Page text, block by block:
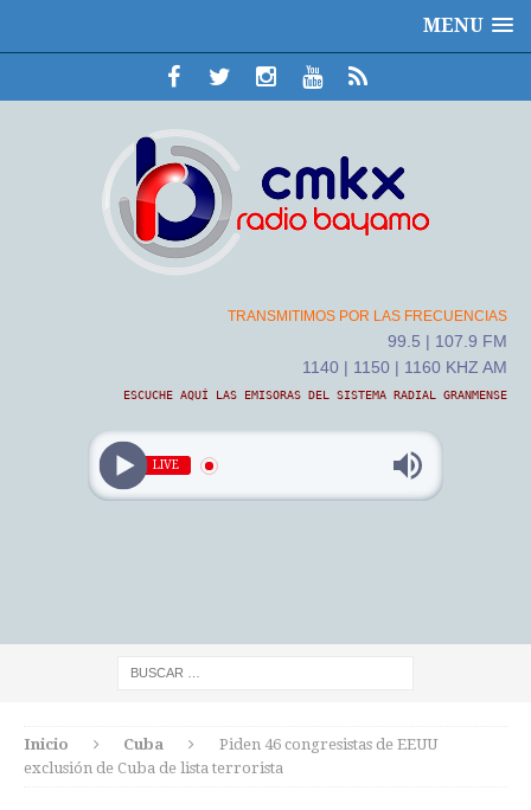
MENU
TRANSMITIMOS POR LAS FRECUENCIAS
99.5 | 107.9 FM
1140 | 1150 | 1160 KHZ AM
ESCUCHE AQUÍ LAS EMISORAS DEL SISTEMA RADIAL GRANMENSE
LIVE
Inicio Cuba
Piden 46 congresistas de EEUU
exclusión de Cuba de lista terrorista